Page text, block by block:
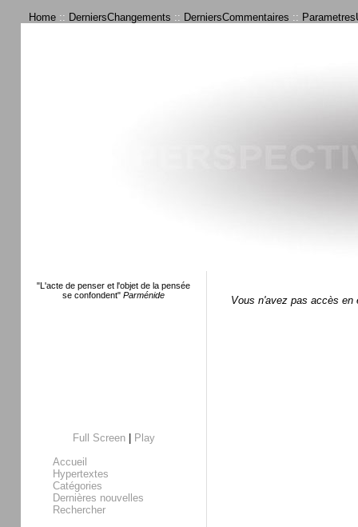
Home :: DerniersChangements :: DerniersCommentaires ::
"L'acte de penser et l'objet de la pensée
se confondent" Parménide
Full Screen|
Play
Accueil
Hypertextes
Catégories
Dernières nouvelles
Rechercher
Vous n'avez pas accès en